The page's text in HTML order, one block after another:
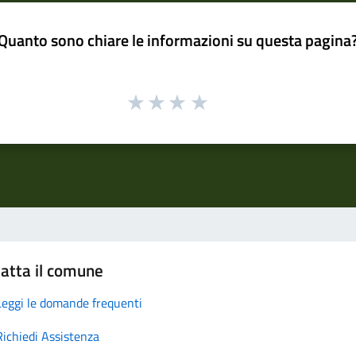
sono chiare le informazioni su questa
il comune
le domande frequenti
Assistenza